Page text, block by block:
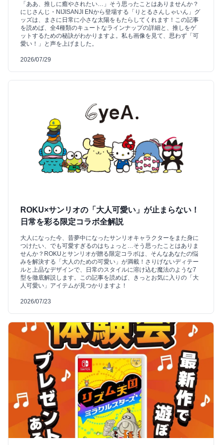
「ああ、推しに癒やされたい…」そう思ったことはありませんか？
にじさんじ・NIJISANJI ENから登場する「りとるさんしゃいん」グ
ッズは、まさに日常に小さな太陽をもたらしてくれます！この記事
を読めば、全4種類のキュートなラインナップの詳細と、推しをゲ
ットするための秘訣がわかりますよ。私も画像を見て、思わず「可
愛い！」と声を上げました。
2026/07/29
ROKU×サンリオの「大人可愛い」が止まらない！
日常を彩る限定コラボ全解説
大人になった今、昔夢中になったサンリオキャラクターをまた身に
つけたい、でも可愛すぎるのはちょっと…そう思ったことはありま
せんか？ROKUとサンリオが贈る限定コラボは、そんなあなたの悩
みを解決する「大人のための可愛い」が満載！さりげないディテー
ルと上品なデザインで、日常のスタイルに溶け込む魔法のような7
型を徹底解説します。この記事を読めば、きっとお気に入りの「大
人可愛い」アイテムが見つかりますよ！
2026/07/23